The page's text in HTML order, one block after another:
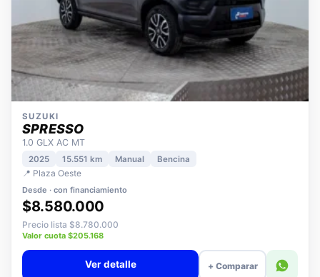
SUZUKI
SPRESSO
1.0 GLX AC MT
2025 15.551 km
📍 Plaza Oeste
Desde · con financiamiento
$8.580.000
Precio lista $8.780.000
Valor cuota $205.168